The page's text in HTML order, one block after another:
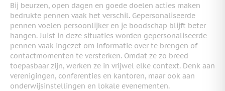
Bij beurzen, open dagen en goede doelen acties maken
bedrukte pennen vaak het verschil. Gepersonaliseerde
pennen voelen persoonlijker en je boodschap blijft beter
hangen. Juist in deze situaties worden gepersonaliseerde
pennen vaak ingezet om informatie over te brengen of
contactmomenten te versterken. Omdat ze zo breed
toepasbaar zijn, werken ze in vrijwel elke context. Denk aan
verenigingen, conferenties en kantoren, maar ook aan
onderwijsinstellingen en lokale evenementen.